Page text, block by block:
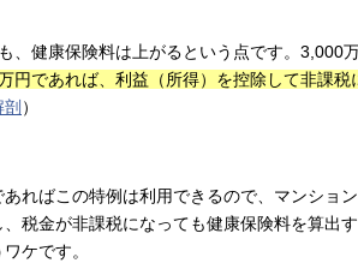
、健康保険料は上がるという点です。3,000
円であれば、利益（所得）を控除して非課税
）
ればこの特例は利用できるので、マンショ
税金が非課税になっても健康保険料を算出
ケです。